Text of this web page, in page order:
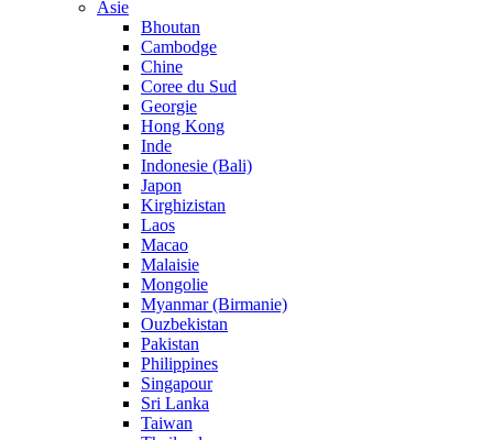
Asie
Bhoutan
Cambodge
Chine
Coree du Sud
Georgie
Hong Kong
Inde
Indonesie (Bali)
Japon
Kirghizistan
Laos
Macao
Malaisie
Mongolie
Myanmar (Birmanie)
Ouzbekistan
Pakistan
Philippines
Singapour
Sri Lanka
Taiwan